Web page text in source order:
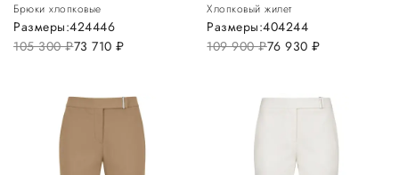
Брюки хлопковые
105 300руб.73 710 руб.
Размеры:424446
Хлопковый жилет
109 900руб.76 930руб.
Размеры:404244